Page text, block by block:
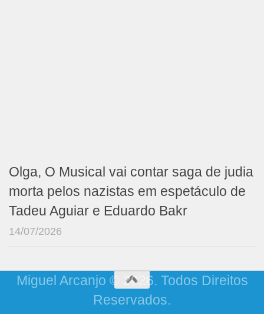
Olga, O Musical vai contar saga de judia
morta pelos nazistas em espetáculo de
Tadeu Aguiar e Eduardo Bakr
14/07/2026
Miguel Arcanjo © 2026. Todos Direitos
Reservados.